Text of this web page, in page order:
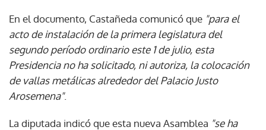
En el documento, Castañeda comunicó que "para el
acto de instalación de la primera legislatura del
segundo período ordinario este 1 de julio, esta
Presidencia no ha solicitado, ni autoriza, la colocación
de vallas metálicas alrededor del Palacio Justo
Arosemena".
La diputada indicó que esta nueva Asamblea "se ha